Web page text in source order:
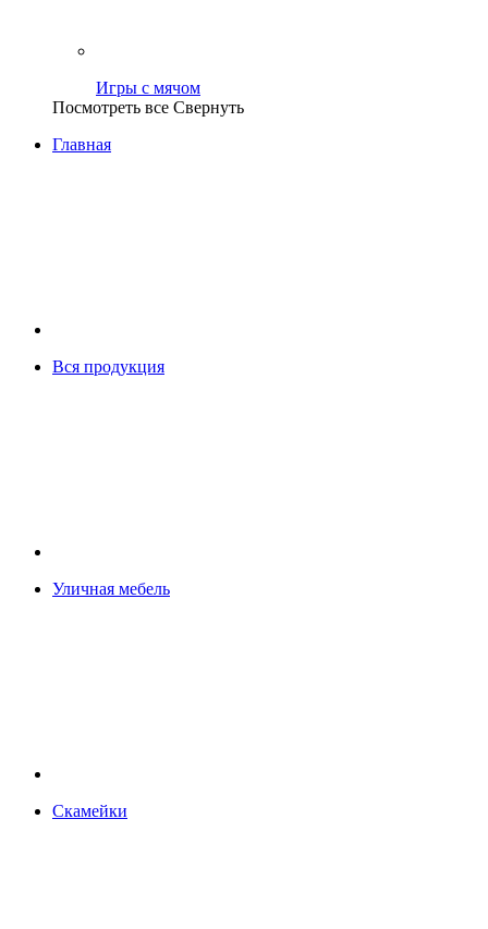
Игры с мячом
Посмотреть все Свернуть
Главная
Вся продукция
Уличная мебель
Скамейки